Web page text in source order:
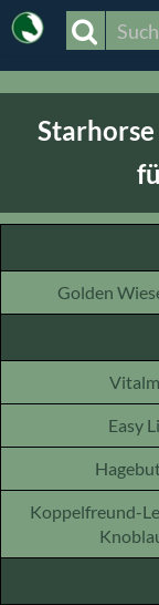
>
Golden
Easy
Koppelfreund-